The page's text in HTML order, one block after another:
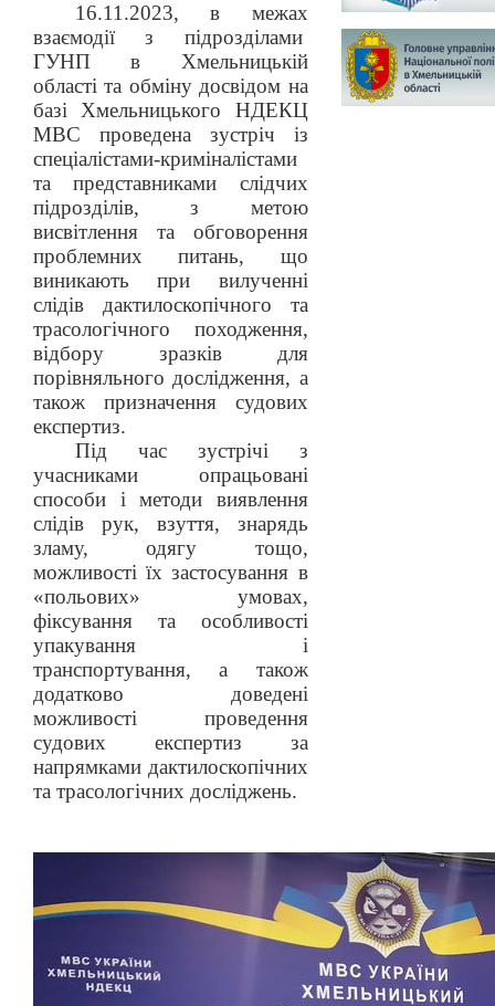
16.11.2023, в межах
взаємодії з підрозділами
ГУНП в Хмельницькій
області та обміну досвідом на
базі Хмельницького НДЕКЦ
МВС проведена зустріч із
спеціалістами-криміналістами
та представниками слідчих
підрозділів, з метою
висвітлення та обговорення
проблемних питань, що
виникають при вилученні
слідів дактилоскопічного та
трасологічного походження,
відбору зразків для
порівняльного дослідження, а
також призначення судових
експертиз.
Під час зустрічі з
учасниками опрацьовані
способи і методи виявлення
слідів рук, взуття, знарядь
зламу, одягу тощо,
можливості їх застосування в
«польових» умовах,
фіксування та особливості
упакування і
транспортування, а також
додатково доведені
можливості проведення
судових експертиз за
напрямками дактилоскопічних
та трасологічних досліджень.